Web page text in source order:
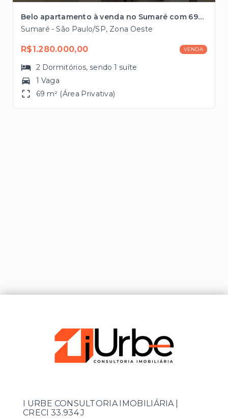
Belo apartamento à venda no Sumaré com 69m², 2 dormitórios localizado à 300 metros da estação Vila Madalena do metrô
Sumaré - São Paulo/SP, Zona Oeste
R$1.280.000,00 VENDA
2 Dormitórios, sendo1 suíte
1 Vaga
69 m² (Área Privativa)
I URBE CONSULTORIA IMOBILIÁRIA |
CRECI 33.934 J